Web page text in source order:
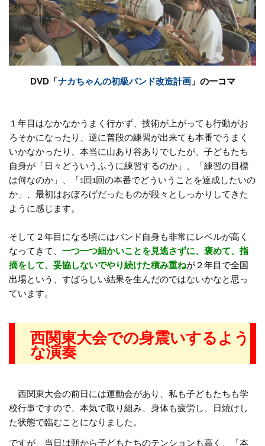
DVD「ナカちゃんの初級バンド改造計画」の一コマ
１年目はなかなかうまく行かず、技術が上がっても行動がお
ろそかになったり、逆に普段の練習が出来ても本番でうまく
いかなかったり、本当に山あり谷ありでしたが、子どもたち
自身が「日々どういうふうに練習するのか」、「練習の目標
は何なのか」、「1回1回の本番でどういうことを達成したいの
か」、最初はおぼろげだったものが段々としっかりしてきた
ように感じます。
そして２年目になる頃にはバンド自身も非常にレベルが高く
なってきて、一つ一つ細かいことを見逃さずに、褒めて、指
摘をして、妥協しないでやり続けた積み重ねが２年目で全国
出場という、すばらしい結果を生んだのではないかなと思っ
ています。
西関東大会での身震いするよう
な演奏
西関東大会の前日には運動会があり、私も子どもたちも学
校行事ですので、本気で取り組み、身体も疲労し、日焼けし
た状態で臨むことになりました。
ですが、当日は朝から子どもたちのテンションも高く、「本